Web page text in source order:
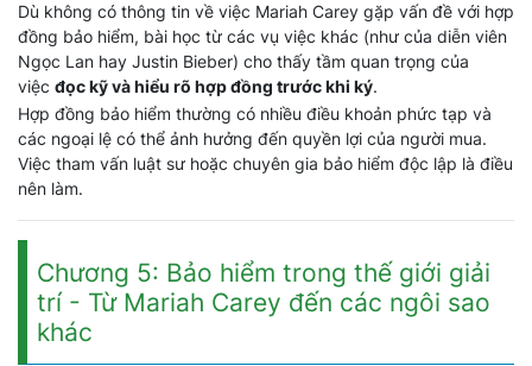
Dù không có thông tin về việc Mariah Carey gặp vấn đề với hợp
đồng bảo hiểm, bài học từ các vụ việc khác (như của diễn viên
Ngọc Lan hay Justin Bieber) cho thấy tầm quan trọng của
việc đọc kỹ và hiểu rõ hợp đồng trước khi ký.
Hợp đồng bảo hiểm thường có nhiều điều khoản phức tạp và
các ngoại lệ có thể ảnh hưởng đến quyền lợi của người mua.
Việc tham vấn luật sư hoặc chuyên gia bảo hiểm độc lập là điều
nên làm.
Chương 5: Bảo hiểm trong thế giới giải
trí - Từ Mariah Carey đến các ngôi sao
khác